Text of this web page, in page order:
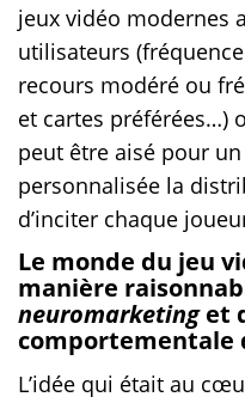
jeux vidéo modernes
utilisateurs
recours modéré ou
et cartes préférées…)
peut être aisé pour
personnalisée la
d’inciter chaque
Le monde du jeu
manière
neuromarketinget
comportementale
L’idée qui était au